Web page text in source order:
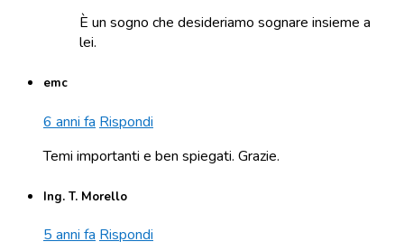
È un sogno che desideriamo sognare insieme a
lei.
emc
6 anni fa Rispondi
Temi importanti e ben spiegati. Grazie.
Ing. T. Morello
5 anni fa Rispondi